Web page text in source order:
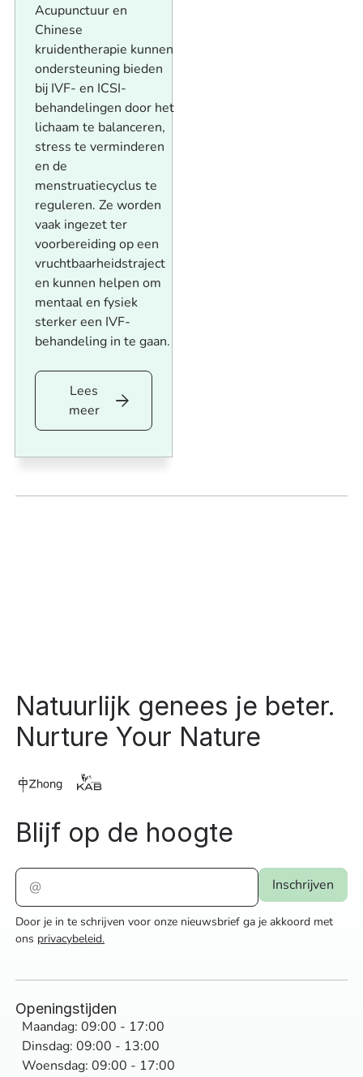
Acupunctuur en
Chinese
kruidentherapie kunnen
ondersteuning bieden
bij IVF- en ICSI-
behandelingen door het
lichaam te balanceren,
stress te verminderen
en de
menstruatiecyclus te
reguleren. Ze worden
vaak ingezet ter
voorbereiding op een
vruchtbaarheidstraject
en kunnen helpen om
mentaal en fysiek
sterker een IVF-
behandeling in te gaan.
Lees
Lees
meer
Natuurlijk genees je beter.
Nurture Your Nature
Blijf op de hoogte
Door je in te schrijven voor onze nieuwsbrief ga je akkoord met
ons privacybeleid.
Openingstijden
Maandag: 09:00 - 17:00
Dinsdag: 09:00 - 13:00
Woensdag: 09:00 - 17:00